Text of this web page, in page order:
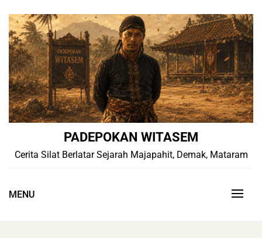
content
PADEPOKAN WITASEM
Cerita Silat Berlatar Sejarah Majapahit, Demak, Mataram
MENU